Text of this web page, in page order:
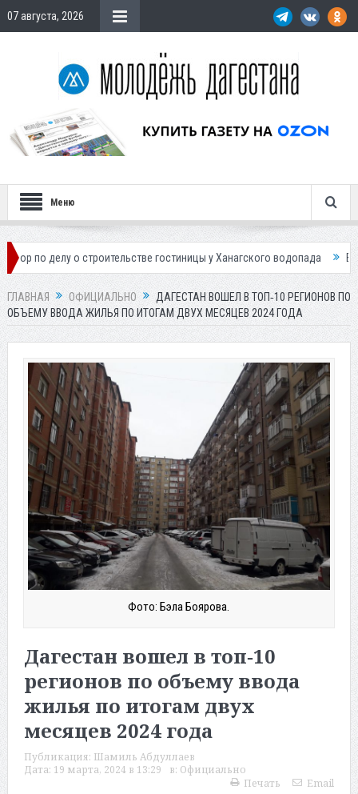
07 августа, 2026
Меню
о строительстве гостиницы у Ханагского водопада Власти
ГЛАВНАЯ ОФИЦИАЛЬНО
ДАГЕСТАН ВОШЕЛ В ТОП‑10 РЕГИОНОВ ПО
ОБЪЕМУ ВВОДА ЖИЛЬЯ ПО ИТОГАМ ДВУХ МЕСЯЦЕВ 2024 ГОДА
Фото: Бэла Боярова.
Дагестан вошел в топ‑10
регионов по объему ввода
жилья по итогам двух
месяцев 2024 года
Публикация: Шамиль Абдуллаев
Дата: 19 марта, 2024 в 13:29 в: Официально
Печать
Email